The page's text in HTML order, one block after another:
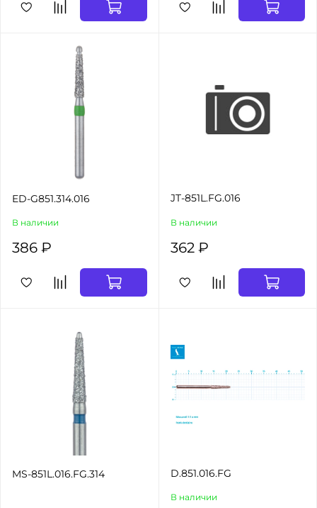
ED-G851.314.016
В наличии
386 ₽
JT-851L.FG.016
В наличии
362 ₽
MS-851L.016.FG.314 D.851.016.FG
В наличии